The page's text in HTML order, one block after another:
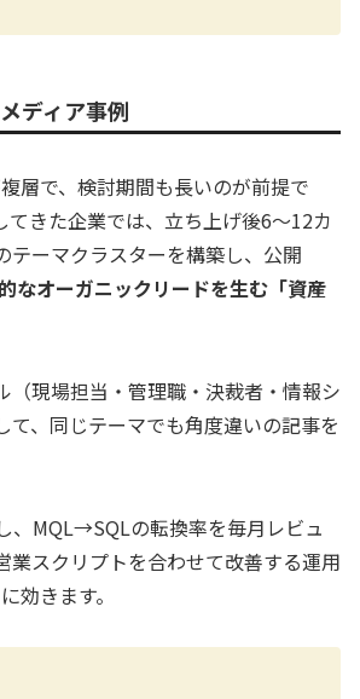
ディア事例
層で、検討期間も長いのが前提で
てきた企業では、立ち上げ後6〜12カ
テーマクラスターを構築し、公開
なオーガニックリードを生む「資産
（現場担当・管理職・決裁者・情報シ
て、同じテーマでも角度違いの記事を
、MQL→SQLの転換率を毎月レビュ
業スクリプトを合わせて改善する運用
効きます。